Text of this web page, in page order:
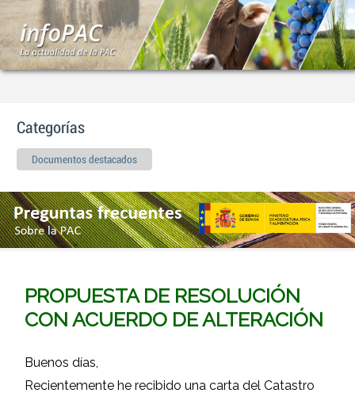
PROPUESTA DE RESOLUCIÓN
CON ACUERDO DE ALTERACIÓN
Buenos días,
Recientemente he recibido una carta del Catastro
Categorías
Documentos destacados